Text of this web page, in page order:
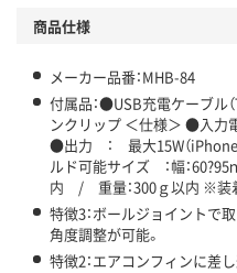
商品仕様
メーカー品番：MHB-84
付属品：●USB充電ケーブル
ンクリップ ＜仕様＞ ●入
●出力 ： 最大15W（
ルド可能サイズ ：幅：
内 / 重量：300ｇ以内 ※装
特徴3：ボールジョイントで
角度調整が可能。
特徴2：エアコンフィンに差